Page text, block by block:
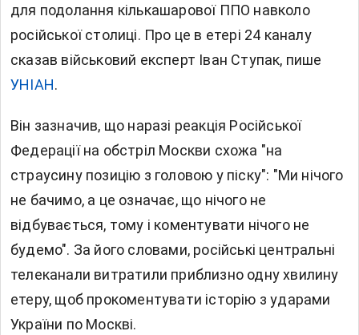
для подолання кількашарової ППО навколо
російської столиці. Про це в етері 24 каналу
сказав військовий експерт Іван Ступак, пише
УНІАН.
Він зазначив, що наразі реакція Російської
Федерації на обстріл Москви схожа "на
страусину позицію з головою у піску": "Ми нічого
не бачимо, а це означає, що нічого не
відбувається, тому і коментувати нічого не
будемо". За його словами, російські центральні
телеканали витратили приблизно одну хвилину
етеру, щоб прокоментувати історію з ударами
України по Москві.